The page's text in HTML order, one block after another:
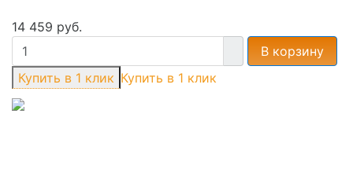
14 459 руб.
В корзину
Купить в 1 клик